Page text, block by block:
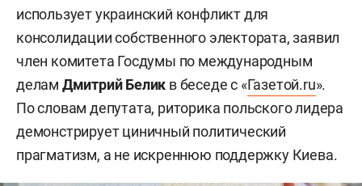
использует украинский конфликт для
консолидации собственного электората, заявил
член комитета Госдумы по международным
делам Дмитрий Белик в беседе с «Газетой.ru».
По словам депутата, риторика польского лидера
демонстрирует циничный политический
прагматизм, а не искреннюю поддержку Киева.